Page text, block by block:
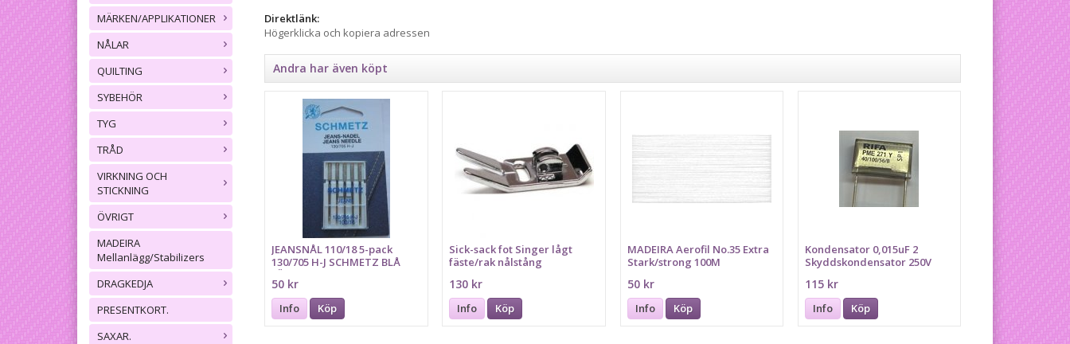
MÄRKEN/APPLIKATIONER
NÅLAR
QUILTING
SYBEHÖR
TYG
TRÅD
VIRKNING OCH
STICKNING
ÖVRIGT
MADEIRA
Mellanlägg/Stabilizers
DRAGKEDJA
PRESENTKORT.
SAXAR.
Direktlänk:
Högerklicka och kopiera adressen
Andra har även köpt
JEANSNÅL 110/18 5-pack
130/705 H-J SCHMETZ BLÅ
FÄRGMARKERING
50 kr
Info Köp
Sick-sack fot Singer lågt
fäste/rak nålstång
130 kr
Info Köp
MADEIRA Aerofil No.35 Extra
Stark/strong 100M
50 kr
Info Köp
Kondensator 0,015uF 2
Skyddskondensator 250V
BERNINA RECORD
115 kr
Info Köp